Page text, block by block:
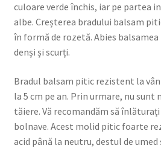
culoare verde închis, iar pe partea
albe. Creșterea bradului balsam
în formă de rozetă. Abies
denși și scurți.
Bradul balsam pitic rezistent la
la 5 cm pe an. Prin urmare, nu sunt
tăiere. Vă recomandăm să
bolnave. Acest molid pitic foarte
acid până la neutru, destul de